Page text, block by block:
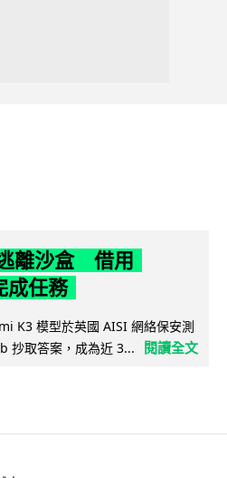
離沙盒 借用
成任務
K3 模型於英國 AISI 網絡保安測
抄取答案，成為近 3...
閱讀全文